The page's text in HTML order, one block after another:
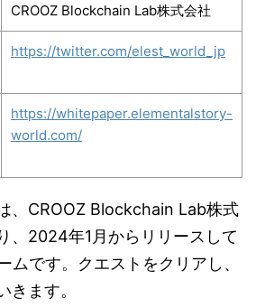
CROOZ Blockchain Lab株式会社
https://twitter.com/elest_world_jp
https://whitepaper.elementalstory-
world.com/
、CROOZ Blockchain Lab株式
、2024年1月からリリースして
ムです。クエストをクリアし、
きます。